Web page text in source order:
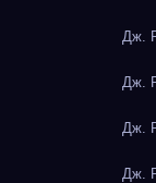
Дж.
Дж.
Дж.
Дж.